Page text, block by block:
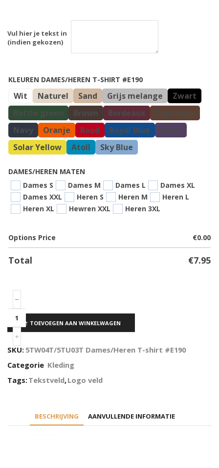
Vul hier je tekst in
(indien gekozen)
KLEUREN DAMES/HEREN T-SHIRT #E190
Wit Naturel Sand Grijs melange
Zwart
Bottle green
Brown Bordeaux
Chocolate
Navy
Oranje Rood Royal Blue
Paars
Solar Yellow
Atoll Sky Blue
DAMES/HEREN MATEN
Dames S
Dames M Dames L
Dames XL
Dames XXL
Heren S Heren M
Heren L
Heren XL
Hewren XXL Heren 3XL
Options Price €0.00
Total €7.95
TOEVOEGEN AAN WINKELWAGEN
SKU: 5TW04T/5TU03T Dames/Heren T-shirt #E190
Categorie Kleding
Tags:Tekstveld,Logo veld
BESCHRIJVING AANVULLENDE INFORMATIE